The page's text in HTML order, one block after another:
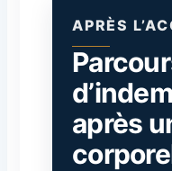
APRÈS
après